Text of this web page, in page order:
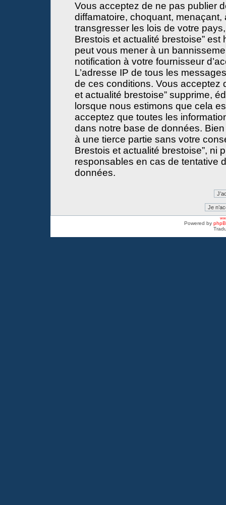
Vous acceptez de ne pas publier
diffamatoire, choquant,
transgresser les lois de votre
Brestois et actualité brestoise”
peut vous mener à un
notification à votre fournisseur
L’adresse IP de tous les
de ces conditions. Vous acceptez
et actualité brestoise” supprime,
lorsque nous estimons que cela
acceptez que toutes les
dans notre base de données.
à une tierce partie sans votre
Brestois et actualité brestoise”, ni
responsables en cas de tentative
données.
Powered by